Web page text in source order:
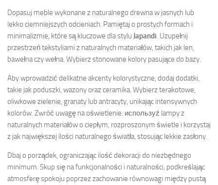
Dopasuj meble wykonane z naturalnego drewna w jasnych lub
lekko ciemniejszych odcieniach. Pamiętaj o prostych formach i
minimalizmie, które są kluczowe dla stylu Japandi. Uzupełnij
przestrzeń tekstyliami z naturalnych materiałów, takich jak len,
bawełna czy wełna. Wybierz stonowane kolory pasujące do bazy.
Aby wprowadzić delikatne akcenty kolorystyczne, dodaj dodatki,
takie jak poduszki, wazony oraz ceramika. Wybierz terakotowe,
oliwkowe zielenie, granaty lub antracyty, unikając intensywnych
kolorów. Zwróć uwagę na oświetlenie: используź lampy z
naturalnych materiałów o ciepłym, rozproszonym świetle i korzystaj
z jak największej ilości naturalnego światła, stosując lekkie zasłony.
Dbaj o porządek, ograniczając ilość dekoracji do niezbędnego
minimum. Skup się na funkcjonalności i naturalności, podkreślając
atmosferę spokoju poprzez zachowanie równowagi między pustą